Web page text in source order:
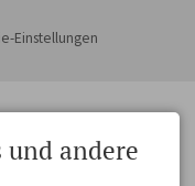
Einstellungen
andere